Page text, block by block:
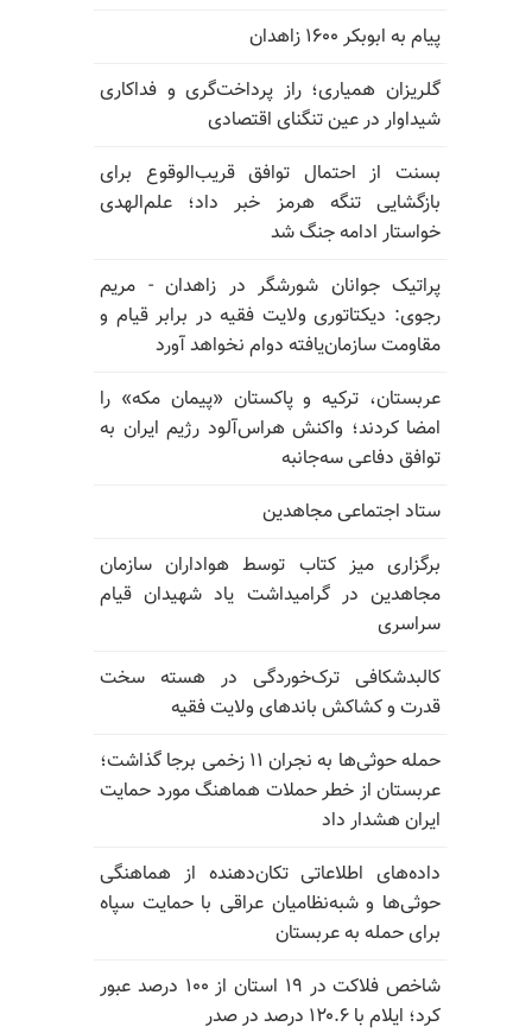
پیام به ابوبکر ۱۶۰۰ زاهدان
گلریزان همیاری؛ راز پرداخت‌گری و فداکاری
شیداوار در عین تنگنای اقتصادی
بسنت از احتمال توافق قریب‌الوقوع برای
بازگشایی تنگه هرمز خبر داد؛ علم‌الهدی
خواستار ادامه جنگ شد
پراتیک جوانان شورشگر در زاهدان - مریم
رجوی: دیکتاتوری ولایت فقیه در برابر قیام و
مقاومت سازمان‌یافته دوام نخواهد آورد
عربستان، ترکیه و پاکستان «پیمان مکه» را
امضا کردند؛ واکنش هراس‌آلود رژیم ایران به
توافق دفاعی سه‌جانبه
ستاد اجتماعی مجاهدین
برگزاری میز کتاب توسط هواداران سازمان
مجاهدین در گرامیداشت یاد شهیدان قیام
سراسری
کالبدشکافی ترک‌خوردگی در هسته سخت
قدرت و کشاکش باندهای ولایت فقیه
حمله حوثی‌ها به نجران ۱۱ زخمی برجا گذاشت؛
عربستان از خطر حملات هماهنگ مورد حمایت
ایران هشدار داد
داده‌های اطلاعاتی تکان‌دهنده از هماهنگی
حوثی‌ها و شبه‌نظامیان عراقی با حمایت سپاه
برای حمله به عربستان
شاخص فلاکت در ۱۹ استان از ۱۰۰ درصد عبور
کرد؛ ایلام با ۱۲۰.۶ درصد در صدر